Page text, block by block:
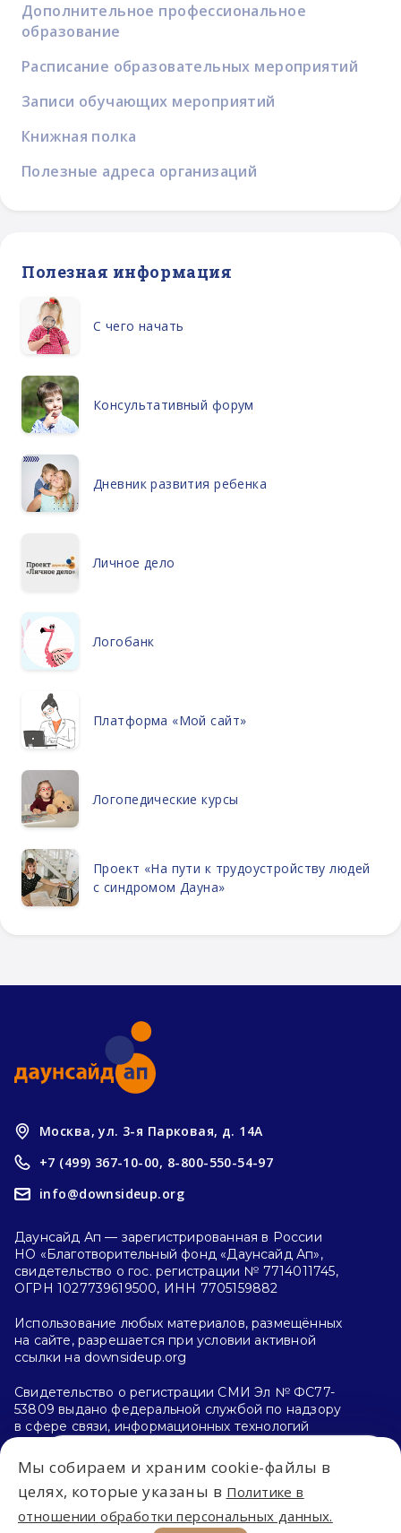
Дополнительное профессиональное
образование
Расписание образовательных мероприятий
Записи обучающих мероприятий
Книжная полка
Полезные адреса организаций
Полезная информация
С чего начать
Консультативный форум
Дневник развития ребенка
Личное дело
Логобанк
Платформа «Мой сайт»
Логопедические курсы
Проект «На пути к трудоустройству людей
с синдромом Дауна»
Впервые на сайте?
С чего начать?
Москва, ул. 3-я Парковая, д. 14А
+7 (499) 367-10-00, 8-800-550-54-97
info@downsideup.org
Даунсайд Ап — зарегистрированная в России
НО «Благотворительный фонд «Даунсайд Ап»,
свидетельство о гос. регистрации № 7714011745,
ОГРН 1027739619500, ИНН 7705159882
Использование любых материалов, размещённых
на сайте, разрешается при условии активной
ссылки на downsideup.org
Свидетельство о регистрации СМИ Эл № ФС77-
53809 выдано федеральной службой по надзору
в сфере связи, информационных технологий
и массовых коммуникаций (Роскомнадзор)
26.04.2013 г.
Политика конфиденциальности
Мы собираем и храним cookie-файлы в
целях, которые указаны в Политике в
отношении обработки персональных данных.